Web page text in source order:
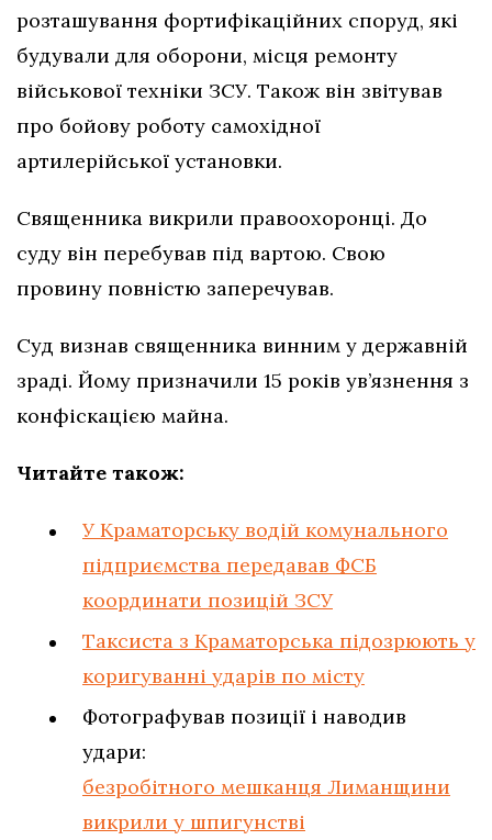
розташування фортифікаційних споруд, які
будували для оборони, місця ремонту
військової техніки ЗСУ. Також він звітував
про бойову роботу самохідної
артилерійської установки.
Священника викрили правоохоронці. До
суду він перебував під вартою. Свою
провину повністю заперечував.
Суд визнав священника винним у державній
зраді. Йому призначили 15 років ув’язнення з
конфіскацією майна.
Читайте також:
У Краматорську водій комунального
підприємства передавав ФСБ
координати позицій ЗСУ
Таксиста з Краматорська підозрюють у
коригуванні ударів по місту
Фотографував позиції і наводив
удари:
безробітного мешканця Лиманщини
викрили у шпигунстві